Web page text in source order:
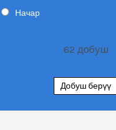
Начар
62 добуш
Добуш берүү